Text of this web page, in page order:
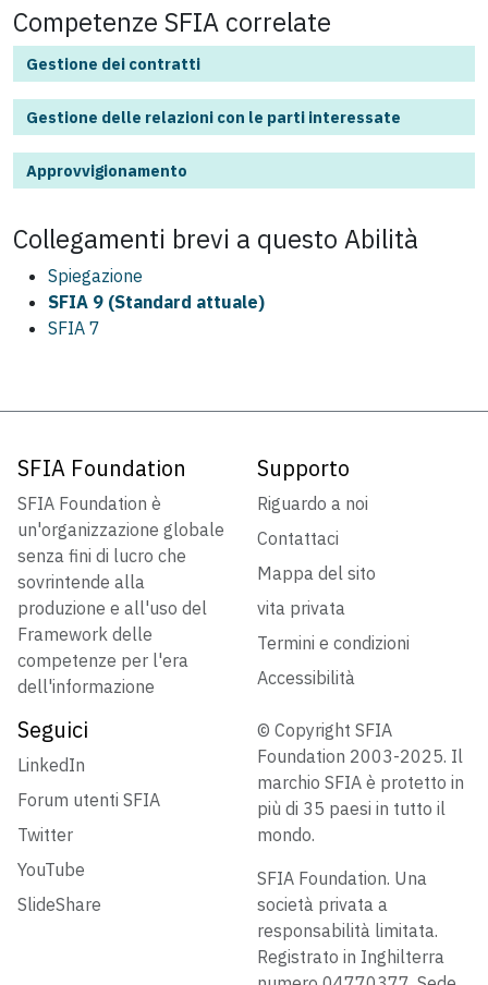
Competenze SFIA correlate
Gestione dei contratti
Gestione delle relazioni con le parti interessate
Approvvigionamento
Collegamenti brevi a questo Abilità
Spiegazione
SFIA 9 (Standard attuale)
SFIA 7
SFIA Foundation
SFIA Foundation è
un'organizzazione globale
senza fini di lucro che
sovrintende alla
produzione e all'uso del
Framework delle
competenze per l'era
dell'informazione
Supporto
Riguardo a noi
Contattaci
Mappa del sito
vita privata
Termini e condizioni
Accessibilità
Seguici
LinkedIn
Forum utenti SFIA
Twitter
YouTube
SlideShare
© Copyright SFIA
Foundation 2003-2025. Il
marchio SFIA è protetto in
più di 35 paesi in tutto il
mondo.
SFIA Foundation. Una
società privata a
responsabilità limitata.
Registrato in Inghilterra